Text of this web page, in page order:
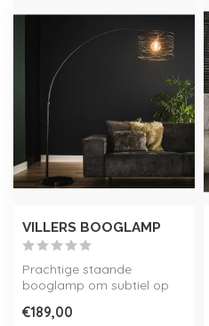
VILLERS BOOGLAMP
Prachtige staande
booglamp om subtiel op
interieur te verl...
€189,00